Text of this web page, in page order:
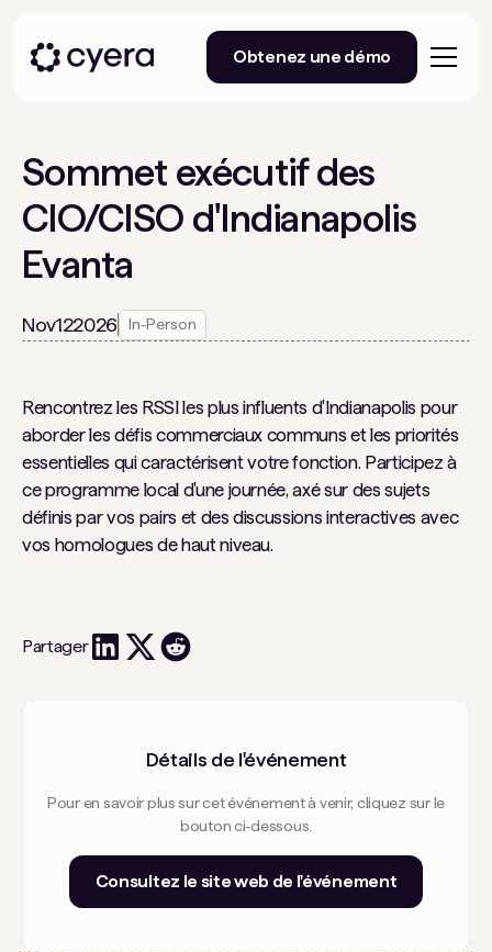
Obtenez une démo
Sommet exécutif des
CIO/CISO d'Indianapolis
Evanta
Nov122026 In-Person
Rencontrez les RSSI les plus influents d'Indianapolis pour
aborder les défis commerciaux communs et les priorités
essentielles qui caractérisent votre fonction. Participez à
ce programme local d'une journée, axé sur des sujets
définis par vos pairs et des discussions interactives avec
vos homologues de haut niveau.
Partager
Détails de l'événement
Pour en savoir plus sur cet événement à venir, cliquez sur le
bouton ci-dessous.
Consultez le site web de l'événement